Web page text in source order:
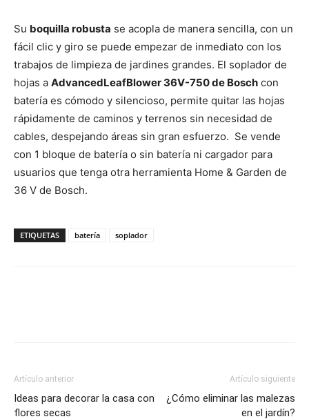
Su boquilla robusta se acopla de manera sencilla, con un
fácil clic y giro se puede empezar de inmediato con los
trabajos de limpieza de jardines grandes. El soplador de
hojas a AdvancedLeafBlower 36V-750 de Bosch con
batería es cómodo y silencioso, permite quitar las hojas
rápidamente de caminos y terrenos sin necesidad de
cables, despejando áreas sin gran esfuerzo. Se vende
con 1 bloque de batería o sin batería ni cargador para
usuarios que tenga otra herramienta Home & Garden de
36 V de Bosch.
ETIQUETAS batería soplador
Artículo anterior
Ideas para decorar la casa con
flores secas
Artículo siguiente
¿Cómo eliminar las malezas
en el jardín?